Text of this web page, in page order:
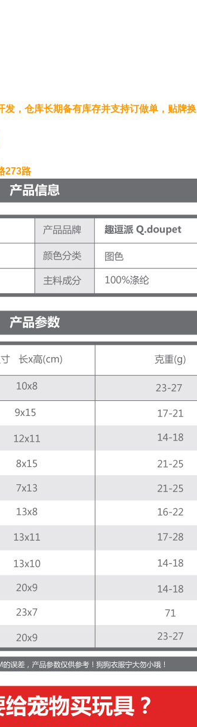
，仓库长期备有库存并支持订做单，贴牌换
273路